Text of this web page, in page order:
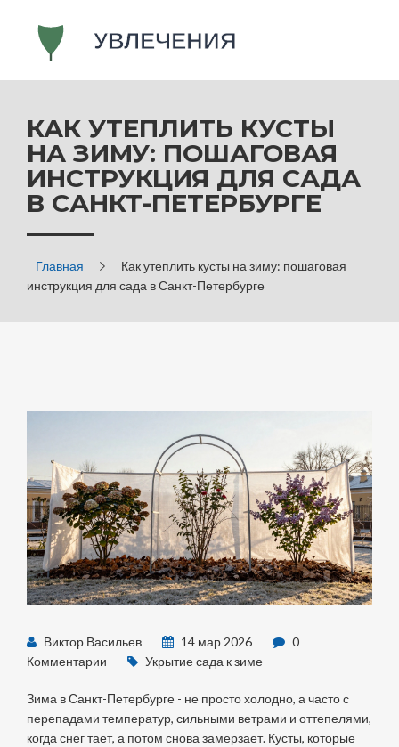
КАК УТЕПЛИТЬ КУСТЫ
НА ЗИМУ: ПОШАГОВАЯ
ИНСТРУКЦИЯ ДЛЯ САДА
В САНКТ-ПЕТЕРБУРГЕ
Главная
Как утеплить кусты на зиму: пошаговая
инструкция для сада в Санкт-Петербурге
Виктор Васильев 14 мар 2026
0
Комментарии
Укрытие сада к зиме
Зима в Санкт-Петербурге - не просто холодно, а часто с
перепадами температур, сильными ветрами и оттепелями,
когда снег тает, а потом снова замерзает. Кусты, которые